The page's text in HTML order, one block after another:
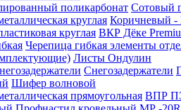
поликарбонат Сотовый
круглая Коричневый -
круглая ВКР Дёке
Черепица гибкая элементы
Листы Ондулин
Снегозадержатели
Шифер волновой
прямоугольная ВПР